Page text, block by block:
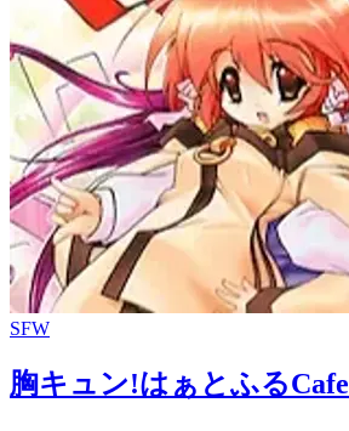
SFW
胸キュン!はぁとふるCafe